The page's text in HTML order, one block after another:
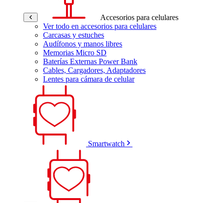
Accesorios para celulares
Ver todo en accesorios para celulares
Carcasas y estuches
Audífonos y manos libres
Memorias Micro SD
Baterías Externas Power Bank
Cables, Cargadores, Adaptadores
Lentes para cámara de celular
Smartwatch